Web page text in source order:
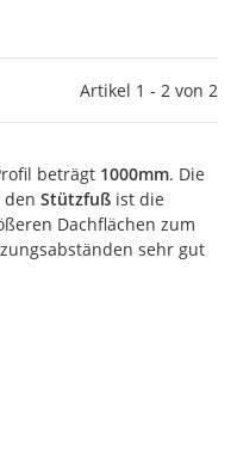
Artikel 1 - 2 von 2
beträgt 1000mm. Die
den Stützfuß ist die
Dachflächen zum
sehr gut